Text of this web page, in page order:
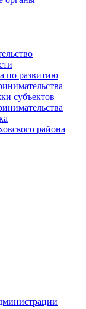
по развитию
субъектов
района